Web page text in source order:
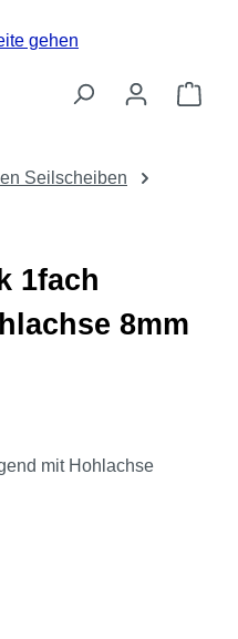
Seilscheiben
1fach
8mm